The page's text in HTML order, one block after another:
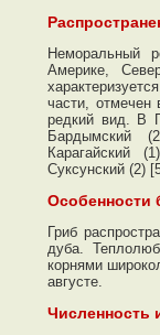
Неморальный
Америке,
части,
редкий вид. В
Бардымский
Карагайский
Суксунский (2)
Особенности
Гриб
дуба.
корнями
августе.
Численность